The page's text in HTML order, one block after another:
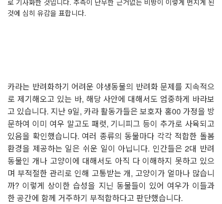
것에 심히 유감을 표합니다.
카라는 반려화하기 어려운 야생동물의 반려화 문제를 지속적으
로 제기해오고 있는 바, 해당 사안에 대해서도 엄중하게 바라보
고 있습니다. 지난 9일, 카라 활동가들은 보호자 홍00 가정을 방
문하여 이미 여우 말고도 패럿, 기니피그 등이 추가로 사육되고
있음을 확인했습니다. 여러 종류의 동물마다 각각 적합한 돌봄
환경을 제공하는 일은 쉬운 일이 아닙니다. 인간들은2대 반려
동물인 개나 고양이에 대해서도 아직 다 이해하지 못하고 있으
며 부적절한 관리로 인해 고통받는 개,고양이가 얼마나 많습니
까? 이렇게 상이한 습성을 지닌 동물들이 있어 여우가 이들과
한 공간에 함께 거주하기 부적합하다고 판단했습니다.